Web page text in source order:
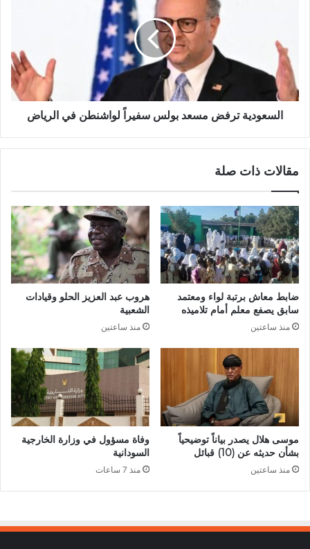
سفيراً
لواشنطن
في
الرياض
السعودية ترفض مسعد بولس سفيراً لواشنطن في الرياض
مقالات ذات صلة
ضابط معاش برتبة لواء ومعتمد
سابق يصفع معلم أمام تلاميذه
منذ ساعتين
هروب عبد العزيز الحلو وقيادات
الشعبية
منذ ساعتين
موسى هلال يصدر بياناً توضيحياً
بشأن حديثه عن (10) قبائل
منذ ساعتين
وفاة مسؤول في وزارة الخارجية
السودانية
منذ 7 ساعات